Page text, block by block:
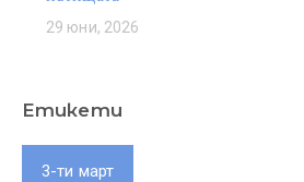
29 юни, 2026
Етикети
3-ти март